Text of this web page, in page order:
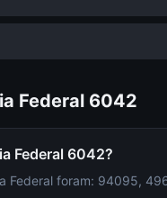
Federal 6042
Federal 6042?
Federal foram: 94095,